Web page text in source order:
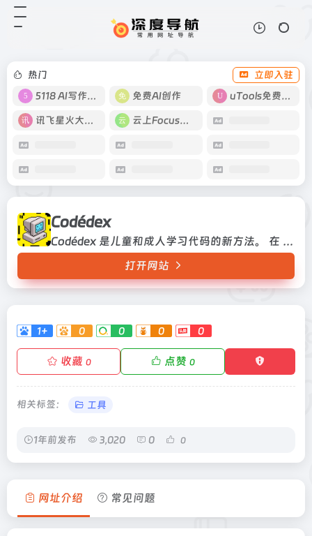
热门
立即入驻
5118 AI写作工具
免费AI创作 uTools免费工具箱
讯飞星火大模型 云上Focus接码
Codédex
Codédex 是儿童和成人学习代码的新方法。 在 Python、HTML、CSS 或 JavaScript 的奇幻世界中旅行，赚取经验值 (XP) 来解锁新区域，并按照自己的节奏收集所有徽章。
打开网站
1+ 0 0 0 0
收藏 0 点赞 0
相关标签： 工具
1年前发布 3,020 0 0
新方法。 在 Python、HTML、CSS
或 JavaScript 的奇幻世界中旅行，
网址介绍 常见问题